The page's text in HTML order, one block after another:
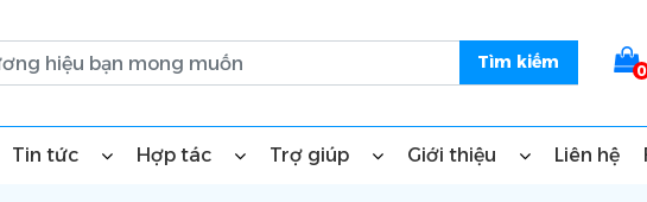
0
Tin tức Hợp tác Trợ giúp Giới thiệu Liên hệ